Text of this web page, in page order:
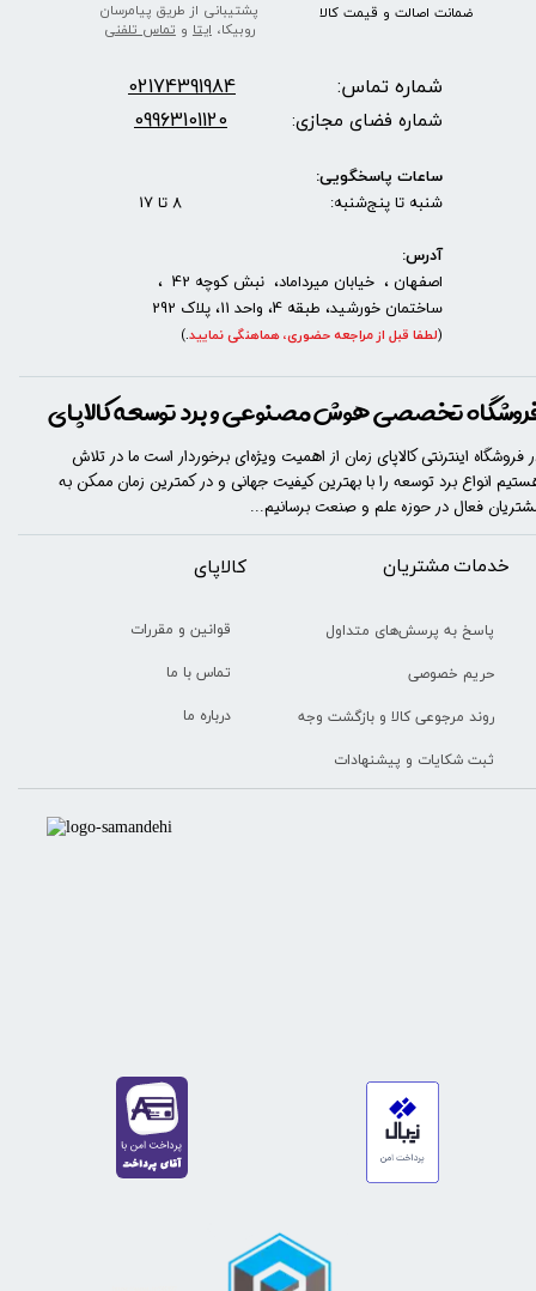
پشتیبانی از طریق پیامرسان
روبیکا،ایتا وتماس تلفنی
ضمانت اصالت و قیمت​​​​​​​ کالا ​​​​​​​
خدمات مشتریان
پاسخ به پرسش‌های متداول
حریم خصوصی
روند مرجوعی کالا و بازگشت وجه
ثبت شکایات و پیشنهادات
​​کالاپای
قوانین و مقررات
تماس با ما
درباره ما
تخصصی هوش مصنوعی و برد توسعه کالاپای
فروشگاه اینترنتی کالاپای زمان از اهمیت ویژه‌ای برخوردار است ما در تلاش
انواع برد توسعه را با​​​ بهترین کیفیت جهانی و در کمترین زمان ممکن به
فعال در حوزه علم و صنعت برسانیم...
شماره تماس: 02174391984
شماره فضای مجازی: 09963101120
ساعات پاسخگویی:
شنبه تا پنج‌شنبه: 8 تا 17
آدرس:
اصفهان ، خیابان میرداماد، نبش کوچه 42 ،
ساختمان خورشید، طبقه 4، واحد 11، پلاک 292
(لطفا قبل از مراجعه حضوری، هماهنگی نمایید.
)